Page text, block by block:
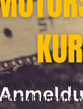
Website
einer